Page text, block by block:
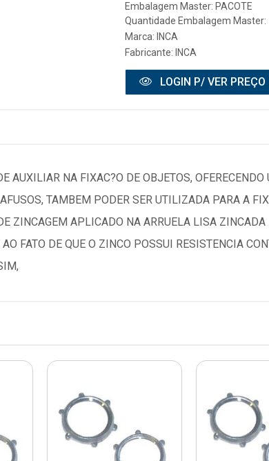
Embalagem Master: PACOTE
Quantidade Embalagem Master:
Marca: INCA
Fabricante: INCA
LOGIN P/ VER PREÇO
AUXILIAR NA FIXAC?O DE OBJETOS,
TAMBEM PODER SER UTILIZADA PARA A
ZINCAGEM APLICADO NA ARRUELA LISA
FATO DE QUE O ZINCO POSSUI RESISTENCIA